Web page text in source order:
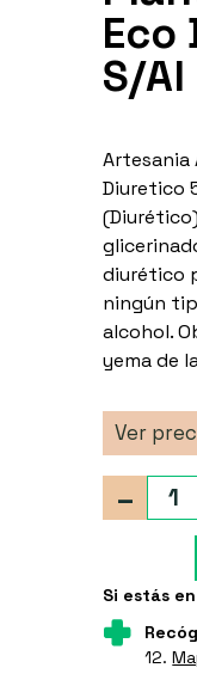
Eco
S/Al
Artesania
Diuretico
diurético
ningún
alcohol.
yema de
Ver
-
Si estás
12.